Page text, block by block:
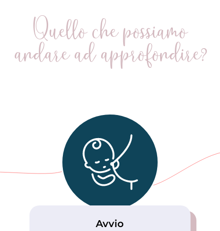
Quello che possiamo
andare ad approfondire?
Avvio